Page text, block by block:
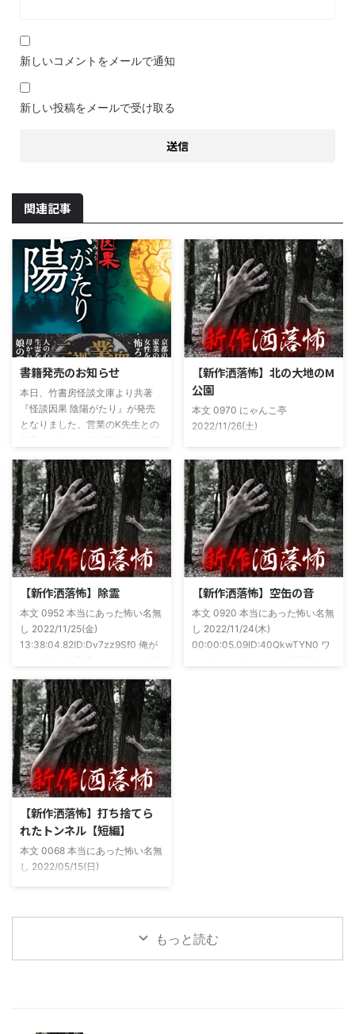
新しいコメントをメールで通知
新しい投稿をメールで受け取る
関連記事
書籍発売のお知らせ
本日、竹書房怪談文庫より共著
『怪談因果 陰陽がたり』が発売
となりました。営業のK先生との
上げましたので内容の濃さ・面白
さは保証します。ぜひともご購入
くださいませ。 書影かっこいい
ですね！帯の煽り文句も最高です
(^^)v購入ページ
https://amzn.to/49NrwuE特設ペ
ージ
54ee5238af1
【新作洒落怖】北の大地のM
公園
本文 0970 にゃんこ亭
2022/11/26(土)
に言うオカルト系な話がまあまあ
好きで、最近占いとかを副業で始
めてた。今はちょっとメンタルの
状況やらで退いたけど実力試しも
かねてSNSでフォロワー相手に占
いとかしていたもんです。実力
は・・・ありがたいことに当たっ
た！ドンピシャ！と嬉しい声もあ
合ったのが大学生のAちゃん。彼
女もオカルト系な話が好きで(そ
もそも仲良くなったのは北の大地
が舞台の金塊を巡る漫画)ちょく
【新作洒落怖】除霊
本文 0952 本当にあった怖い名無
し 2022/11/25(金)
13:38:04.82ID:Dv7zz9Sf0 俺が
(以後A)は頻繁に「あ、あそこに
いる」だとか誰もおらんとこに挨
拶したりなどなんかわざとらしい
感じがあって当然ながら信じてな
かった。でもいいやつではあった
し頻繁に遊びに行ったりもして
た。 そしてゴールデンウィーク
れた。要約するとこの前霊が見え
た時に必死に念じたら除霊できた
っていう話だった。その時数人で
い ...
【新作洒落怖】空缶の音
本文 0920 本当にあった怖い名無
し 2022/11/24(木)
00:00:05.09ID:40QkwTYN0 ワ
【新作洒落怖】打ち捨てら
れたトンネル【短編】
本文 0068 本当にあった怖い名無
し 2022/05/15(日)
る。陸の孤島と呼ばれたその地区
と隣の市を繋ぐ林道として計画さ
もっと読む